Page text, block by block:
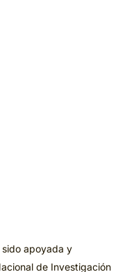
apoyada y
de Investigación